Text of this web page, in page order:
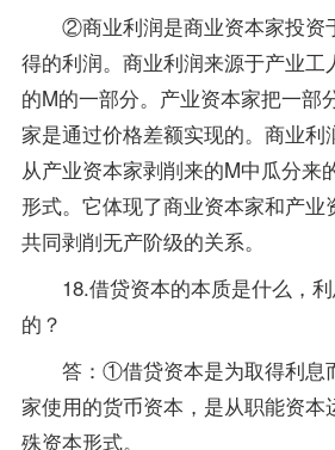
②商业利润是商业资本家投资
得的利润。商业利润来源于产业工
的M的一部分。产业资本家把一部
家是通过价格差额实现的。商业利
从产业资本家剥削来的M中瓜分来
形式。它体现了商业资本家和产业
共同剥削无产阶级的关系。
18.借贷资本的本质是什么，利
的？
答：①借贷资本是为取得利息
家使用的货币资本，是从职能资
殊资本形式。